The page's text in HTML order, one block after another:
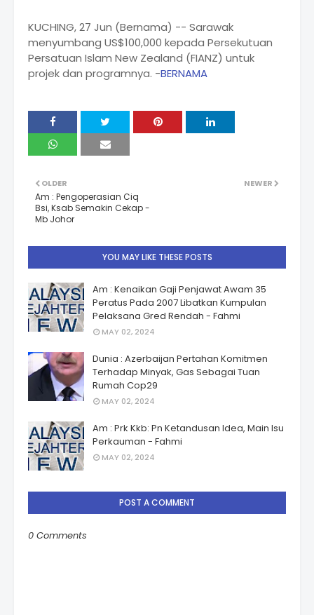
KUCHING, 27 Jun (Bernama) -- Sarawak
menyumbang US$100,000 kepada Persekutuan
Persatuan Islam New Zealand (FIANZ) untuk
projek dan programnya. -BERNAMA
NEWER
OLDER
Am : Pengoperasian Ciq
Bsi, Ksab Semakin Cekap -
Mb Johor
YOU MAY LIKE THESE POSTS
Am : Kenaikan Gaji Penjawat Awam 35
Peratus Pada 2007 Libatkan Kumpulan
Pelaksana Gred Rendah - Fahmi
MAY 02, 2024
Dunia : Azerbaijan Pertahan Komitmen
Terhadap Minyak, Gas Sebagai Tuan
Rumah Cop29
MAY 02, 2024
Am : Prk Kkb: Pn Ketandusan Idea, Main Isu
Perkauman - Fahmi
MAY 02, 2024
POST A COMMENT
0 Comments